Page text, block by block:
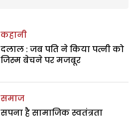
कहानी
दलाल : जब पति ने किया पत्नी को
जिस्म बेचने पर मजबूर
समाज
सपना है सामाजिक स्वतंत्रता